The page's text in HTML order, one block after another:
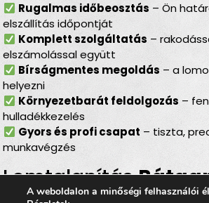
Rugalmas időbeosztás – Ön
elszállítás időpontját
Komplett szolgáltatás –
elszámolással együtt
Bírságmentes megoldás – a
helyezni
Környezetbarát feldolgozás –
hulladékkezelés
Gyors és profi csapat – tiszta,
munkavégzés
Lomtalanítás
A weboldalon a minőségi felhasználói